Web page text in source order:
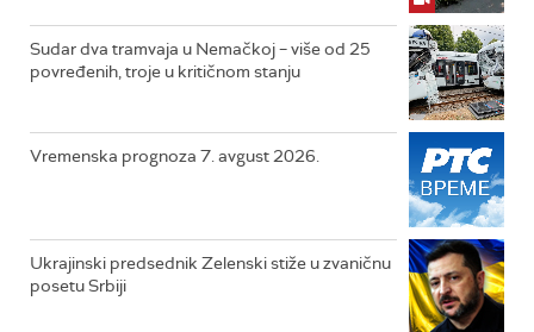
Sudar dva tramvaja u Nemačkoj – više od 25
povređenih, troje u kritičnom stanju
Vremenska prognoza 7. avgust 2026.
Ukrajinski predsednik Zelenski stiže u zvaničnu
posetu Srbiji